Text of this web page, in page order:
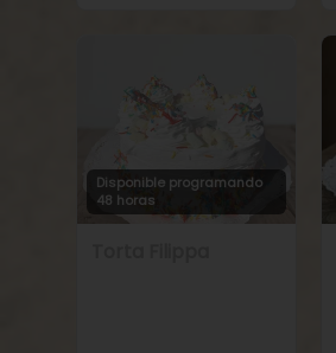
Disponible programando
48 horas